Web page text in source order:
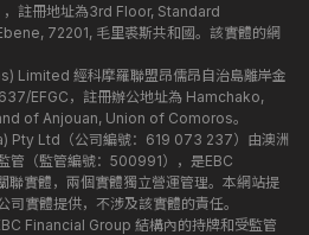
註冊地址為3rd Floor, Standard
72201, 毛里裘斯共和國。該實體的網
Limited 經科摩羅聯盟昂儒昂自治島離岸金
EFGC，註冊辦公地址為 Hamchako,
of Anjouan, Union of Comoros。
Pty Ltd（公司編號：619 073 237）由澳洲
管（監管編號：500991），是EBC
實體，兩個實體獨立營運管理。本網站提
實體提供，不涉及該實體的責任。
Financial Group 結構內的持牌和受監管